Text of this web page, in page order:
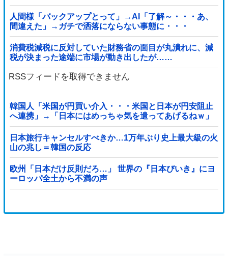
人間様「バックアップとって」→AI「了解～・・・あ、
間違えた」→ガチで洒落にならない事態に・・・
消費税減税に反対していた財務省の面目が丸潰れに、減
税が決まった途端に市場が動き出したが……
RSSフィードを取得できません
韓国人「米国が円買い介入・・・米国と日本が円安阻止
へ連携」→「日本にはめっちゃ気を遣ってあげるねｗ」
「ウォンも救ってくれ・・・」
日本旅行キャンセルすべきか…1万年ぶり史上最大級の火
山の兆し＝韓国の反応
欧州「日本だけ反則だろ…」 世界の『日本びいき』にヨ
ーロッパ全土から不満の声